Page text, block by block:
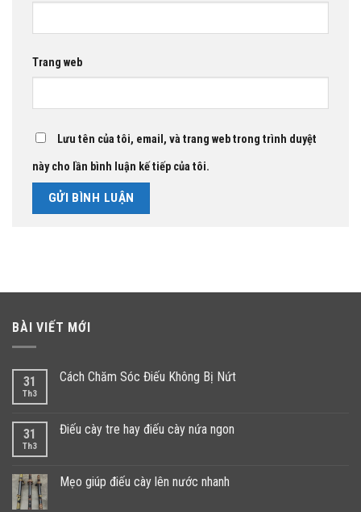
Trang web
Lưu tên của tôi, email, và trang web trong trình duyệt
này cho lần bình luận kế tiếp của tôi.
BÀI VIẾT MỚI
31
Th3
Cách Chăm Sóc Điếu Không Bị Nứt
31
Th3
Điếu cày tre hay điếu cày nứa ngon
Mẹo giúp điếu cày lên nước nhanh